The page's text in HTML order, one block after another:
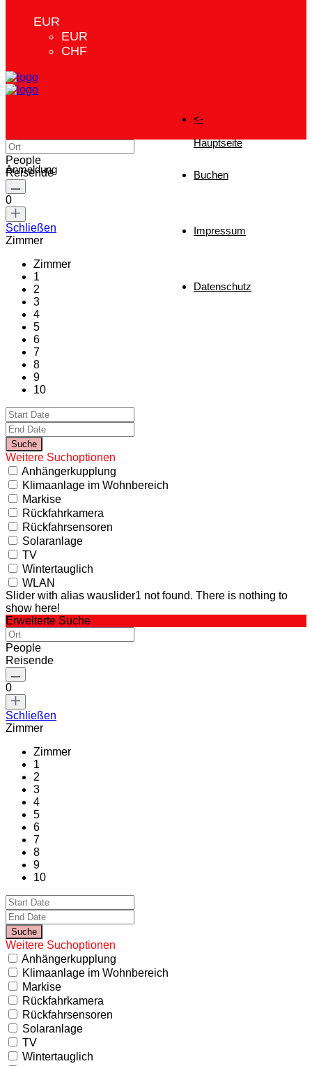
EUR
EUR
CHF
<-
Hauptseite
Buchen
Impressum
Datenschutz
Anmeldung
People
Reisende
0
Schließen
Zimmer
Zimmer
1
2
3
4
5
6
7
8
9
10
Weitere Suchoptionen
Anhängerkupplung
Klimaanlage im Wohnbereich
Markise
Rückfahrkamera
Rückfahrsensoren
Solaranlage
TV
Wintertauglich
WLAN
Slider with alias wauslider1 not found. There is nothing to
show here!
Erweiterte Suche
People
Reisende
0
Schließen
Zimmer
Zimmer
1
2
3
4
5
6
7
8
9
10
Weitere Suchoptionen
Anhängerkupplung
Klimaanlage im Wohnbereich
Markise
Rückfahrkamera
Rückfahrsensoren
Solaranlage
TV
Wintertauglich